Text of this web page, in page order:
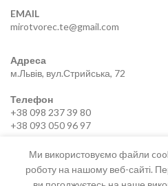
EMAIL
mirotvorec.te@gmail.com
Адреса
м.Львів, вул.Стрийська, 72
Телефон
+38 098 237 39 80
+38 093 050 96 97
EMAIL
mirotvorec.lviv@gmail.com
Ми використовуємо файли
роботу на нашому веб-сайті.